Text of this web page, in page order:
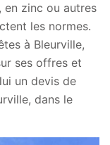
en zinc ou autres
les normes.
à Bleurville,
ses offres et
un devis de
dans le